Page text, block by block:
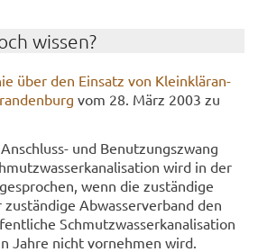
wis­sen?
über den Ein­satz von Klein­klär­an­
vom 28. März 2003 zu
und Be­nut­zungs­zwang
wird in der
wenn die zu­stän­di­ge
Ab­was­ser­ver­band den
Schmutz­was­ser­ka­na­li­sa­ti­on
Jahre nicht vor­neh­men wird.